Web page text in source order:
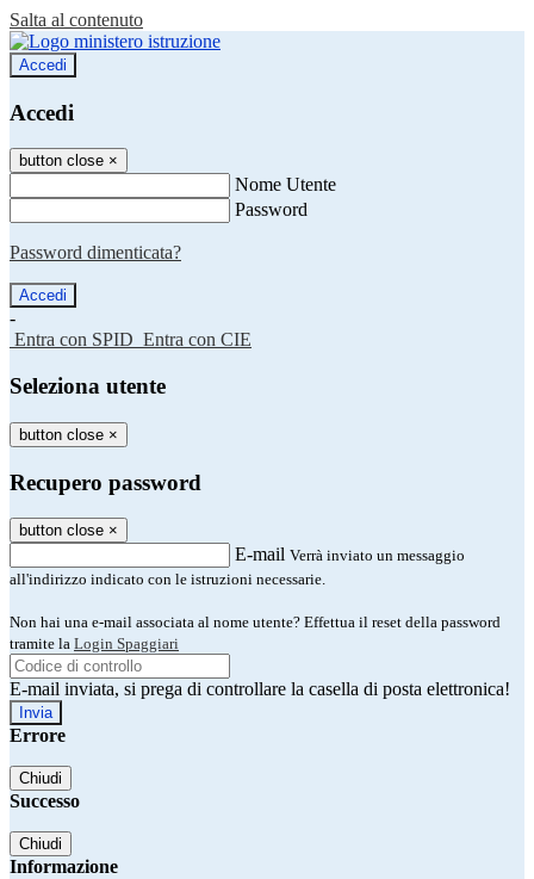
Salta al contenuto
Accedi
Accedi
button close ×
Nome Utente
Password
Password dimenticata?
-
Entra con SPID Entra con CIE
Seleziona utente
button close ×
Recupero password
button close ×
E-mail Verrà inviato un messaggio
all'indirizzo indicato con le istruzioni necessarie.
Non hai una e-mail associata al nome utente? Effettua il reset della password
tramite la Login Spaggiari
E-mail inviata, si prega di controllare la casella di posta elettronica!
Errore
Chiudi
Successo
Chiudi
Informazione